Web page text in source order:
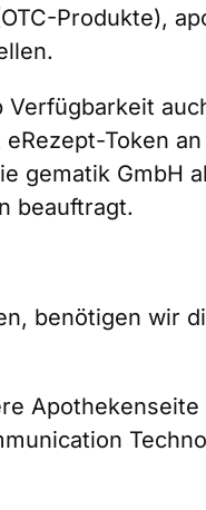
Produkte),
Token
gematik
beauftragt.
benötigen wir